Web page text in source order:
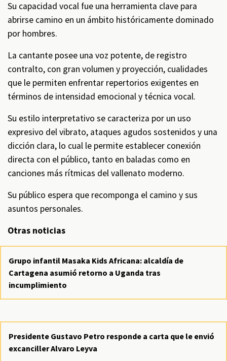
Su capacidad vocal fue una herramienta clave para
abrirse camino en un ámbito históricamente dominado
por hombres.
La cantante posee una voz potente, de registro
contralto, con gran volumen y proyección, cualidades
que le permiten enfrentar repertorios exigentes en
términos de intensidad emocional y técnica vocal.
Su estilo interpretativo se caracteriza por un uso
expresivo del vibrato, ataques agudos sostenidos y una
dicción clara, lo cual le permite establecer conexión
directa con el público, tanto en baladas como en
canciones más rítmicas del vallenato moderno.
Su público espera que recomponga el camino y sus
asuntos personales.
Otras noticias
Grupo infantil Masaka Kids Africana: alcaldía de
Cartagena asumió retorno a Uganda tras
incumplimiento
Presidente Gustavo Petro responde a carta que le envió
excanciller Alvaro Leyva